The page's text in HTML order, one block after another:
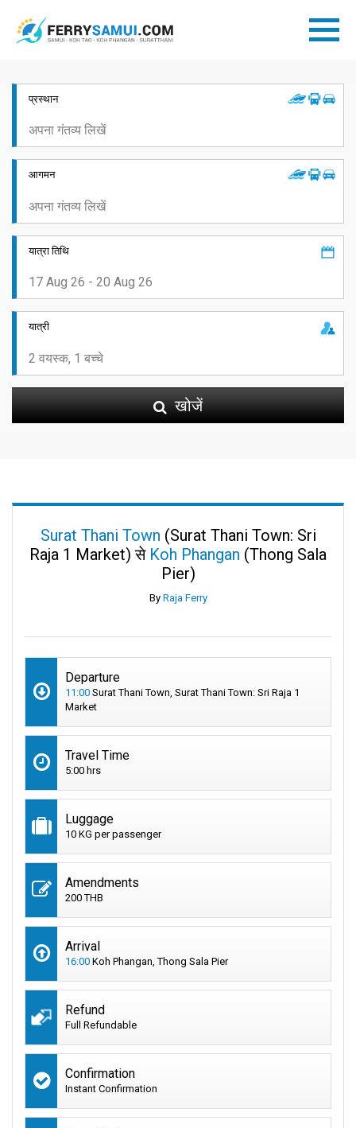
प्रस्थान
आगमन
यात्रा तिथि
यात्री
खोजें
Surat Thani Town (Surat Thani Town: Sri
Raja 1 Market) से Koh Phangan (Thong Sala
Pier)
By Raja Ferry
Departure
11:00 Surat Thani Town, Surat Thani Town: Sri Raja 1
Market
Travel Time
5:00 hrs
Luggage
10 KG per passenger
Amendments
200 THB
Arrival
16:00 Koh Phangan, Thong Sala Pier
Refund
Full Refundable
Confirmation
Instant Confirmation